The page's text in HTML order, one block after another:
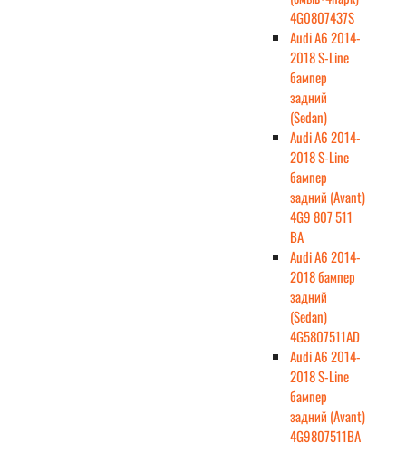
4G0807437S
Audi A6 2014-
2018 S-Line
бампер
задний
(Sedan)
Audi A6 2014-
2018 S-Line
бампер
задний (Avant)
4G9 807 511
BA
Audi A6 2014-
2018 бампер
задний
(Sedan)
4G5807511AD
Audi A6 2014-
2018 S-Line
бампер
задний (Avant)
4G9807511BA